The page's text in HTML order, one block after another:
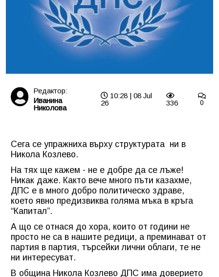
Редактор:
Иванина
Николова
10:28 | 08 Jul
26
336 0
Сега се упражниха върху структурата ни в
Никола Козлево.
На тях ще кажем - не е добре да се лъже!
Никак даже. Както вече много пъти казахме,
ДПС е в много добро политическо здраве,
което явно предизвиква голяма мъка в кръга
“Капитал”.
А що се отнася до хора, които от години не
просто не са в нашите редици, а преминават от
партия в партия, търсейки лични облаги, те не
ни интересуват.
В община Никола Козлево ДПС има доверието